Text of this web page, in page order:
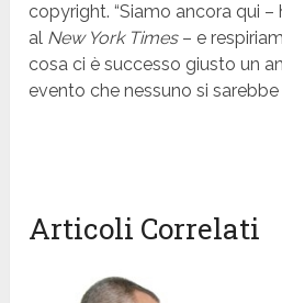
copyright. “Siamo ancora qui –
al New York Times– e
cosa ci è successo giusto un
evento che nessuno si
Articoli Correlati